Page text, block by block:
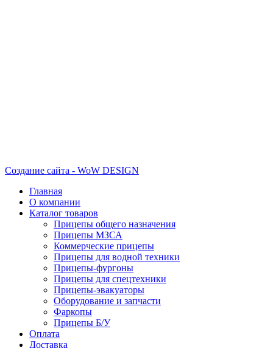
Создание сайта - WoW DESIGN
Главная
О компании
Каталог товаров
Прицепы общего назначения
Прицепы МЗСА
Коммерческие прицепы
Прицепы для водной техники
Прицепы-фургоны
Прицепы для спецтехники
Прицепы-эвакуаторы
Оборудование и запчасти
Фаркопы
Прицепы Б/У
Оплата
Доставка